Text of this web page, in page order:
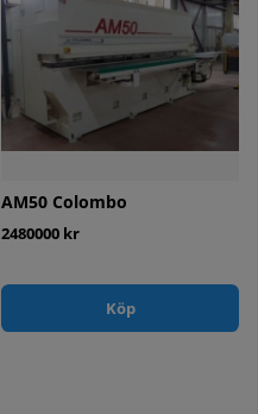
AM50 Colombo
2480000 kr
Köp